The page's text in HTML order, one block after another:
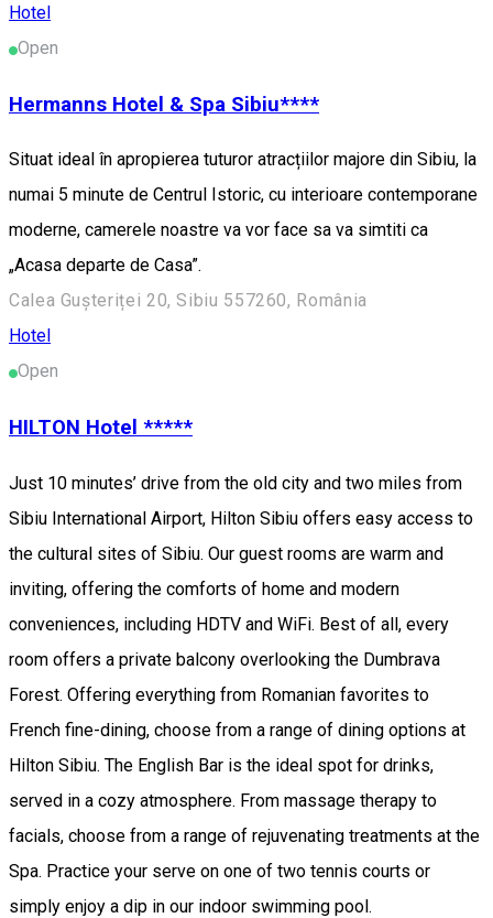
Hotel
Open
Hermanns Hotel & Spa Sibiu****
Situat ideal în apropierea tuturor atracțiilor majore din Sibiu, la
numai 5 minute de Centrul Istoric, cu interioare contemporane
moderne, camerele noastre va vor face sa va simtiti ca
„Acasa departe de Casa”.
Calea Gușteriței 20, Sibiu 557260, România
Hotel
Open
HILTON Hotel *****
Just 10 minutes’ drive from the old city and two miles from
Sibiu International Airport, Hilton Sibiu offers easy access to
the cultural sites of Sibiu. Our guest rooms are warm and
inviting, offering the comforts of home and modern
conveniences, including HDTV and WiFi. Best of all, every
room offers a private balcony overlooking the Dumbrava
Forest. Offering everything from Romanian favorites to
French fine-dining, choose from a range of dining options at
Hilton Sibiu. The English Bar is the ideal spot for drinks,
served in a cozy atmosphere. From massage therapy to
facials, choose from a range of rejuvenating treatments at the
Spa. Practice your serve on one of two tennis courts or
simply enjoy a dip in our indoor swimming pool.